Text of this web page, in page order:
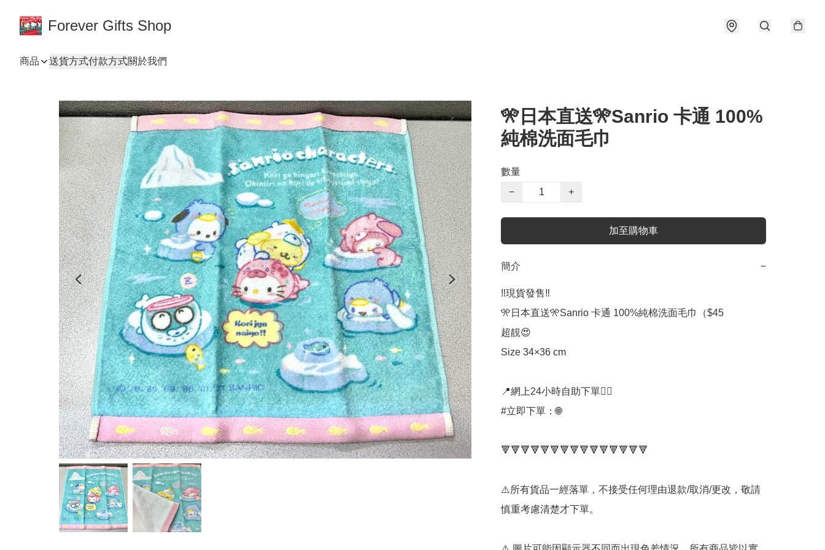
Forever Gifts Shop
商品 送貨方式付款方式關於我們
🎌日本直送🎌Sanrio 卡通 100%
純棉洗面毛巾
數量
−
+
加至購物車
簡介 −
‼️現貨發售‼️
🎌日本直送🎌Sanrio 卡通 100%純棉洗面毛巾（$45
超靚😍
Size 34×36 cm
📍網上24小時自助下單👍🏻
#立即下單：🌐
🔻🔻🔻🔻🔻🔻🔻🔻🔻🔻🔻🔻🔻🔻🔻
⚠️所有貨品一經落單，不接受任何理由退款/取消/更改，敬請
慎重考慮清楚才下單。